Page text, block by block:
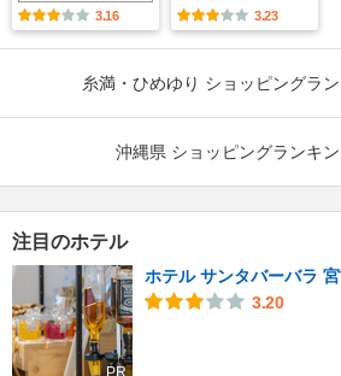
3.16
3.23
糸満・ひめゆり ショッピングラ
沖縄県 ショッピングランキ
注目のホテル
PR
ホテル サンタバーバラ
3.20